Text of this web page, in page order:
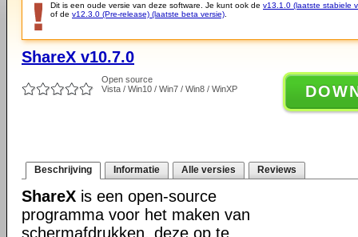
Dit is een oude versie van deze software. Je kunt ook de v13.1.0 (laatste stabiele
of de v12.3.0 (Pre-release) (laatste beta versie)
ShareX v10.7.0
Open source
Vista / Win10 / Win7 / Win8 / WinXP
Beschrijving Informatie Alle versies Reviews
ShareX is een open-source
programma voor het maken van
schermafdrukken, deze op te